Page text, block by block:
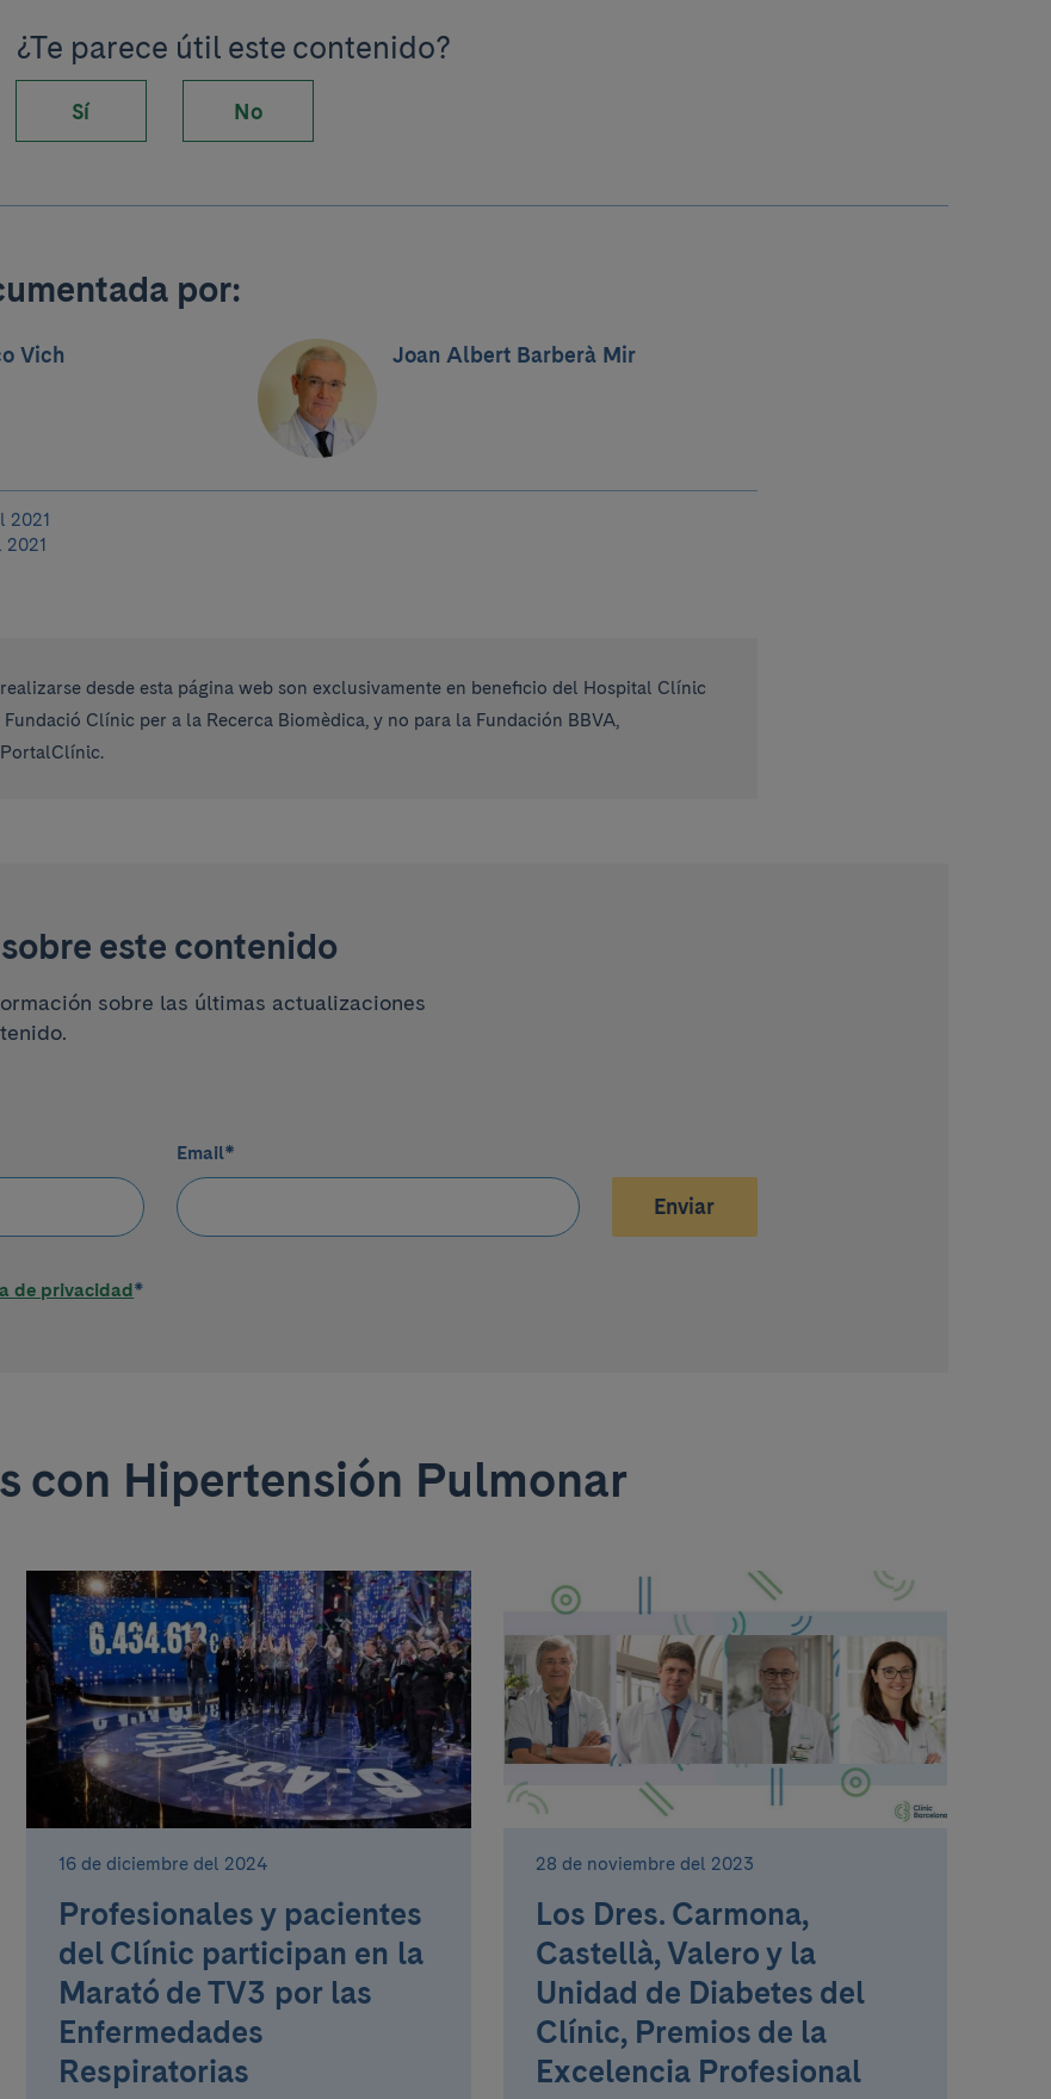
¿Te parece útil este contenido?
Sí No
por:
Vich Joan Albert Barberà Mir
2021
2021
desde esta página web son exclusivamente en beneficio del Hospital Clínic
Clínic per a la Recerca Biomèdica, y no para la Fundación BBVA,
este contenido
sobre las últimas actualizaciones
Email*
de privacidad*
Enviar
con Hipertensión Pulmonar
16 de diciembre del 2024
Profesionales y pacientes
del Clínic participan en la
Marató de TV3 por las
Enfermedades
Respiratorias
28 de noviembre del 2023
Los Dres. Carmona,
Castellà, Valero y la
Unidad de Diabetes del
Clínic, Premios de la
Excelencia Profesional